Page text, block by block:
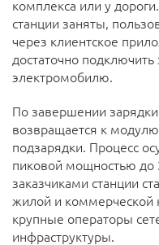
комплекса или у
станции заняты,
через клиентское
достаточно
электромобилю.
По завершении зарядки
возвращается к
подзарядки. Процесс
пиковой мощностью до
заказчиками станции
жилой и коммерческой
крупные операторы
инфраструктуры.